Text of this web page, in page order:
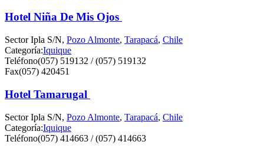
Hotel Niña De Mis Ojos
Sector Ipla S/N, Pozo Almonte, Tarapacá, Chile
Categoría:Iquique
Teléfono(057) 519132 / (057) 519132
Fax(057) 420451
Hotel Tamarugal
Sector Ipla S/N, Pozo Almonte, Tarapacá, Chile
Categoría:Iquique
Teléfono(057) 414663 / (057) 414663